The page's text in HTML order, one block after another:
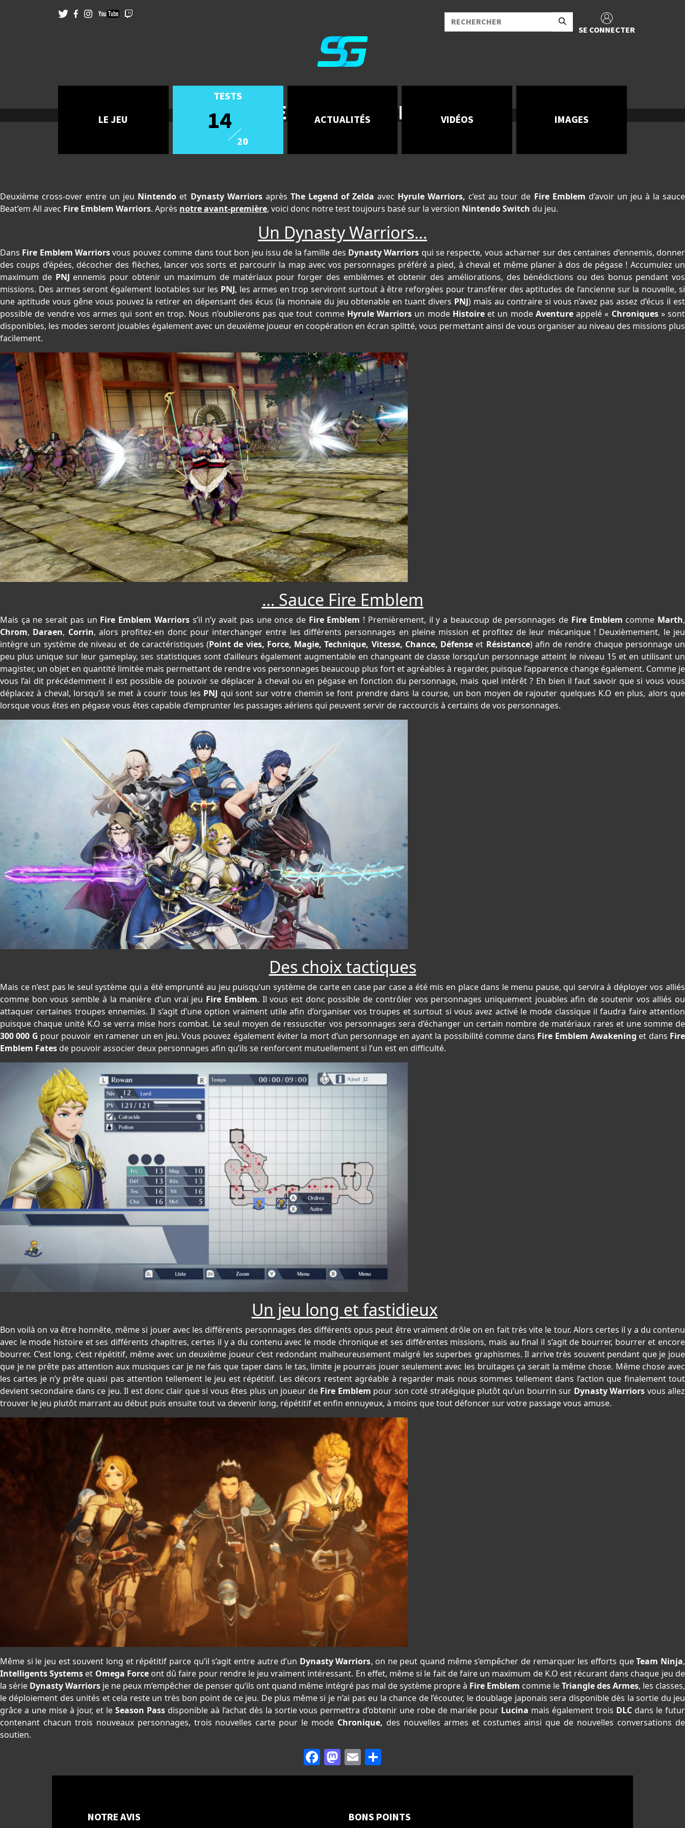
SE CONNECTER
FIRE EMBLEM WARRIORS
LE JEU
TESTS
14
20
ACTUALITÉS VIDÉOS IMAGES
Deuxième cross-over entre un jeu Nintendo et Dynasty Warriorsaprès The Legend of Zelda avec Hyrule Warriors, c’est au tour de Fire Emblem d’avoir un jeu à la sauce
Beat’em All avec Fire Emblem Warriors. Après notre avant-première, voici donc notre test toujours basé sur la version Nintendo Switch du jeu.
Un Dynasty Warriors…
Dans Fire Emblem Warriorsvous pouvez comme dans tout bon jeu issu de la famille des Dynasty Warriors qui se respecte, vous acharner sur des centaines d’ennemis, donner
des coups d’épées, décocher des flèches, lancer vos sorts et parcourir la map avec vos personnages préféré a pied, à cheval et même planer à dos de pégase ! Accumulez un
maximum de PNJ ennemis pour obtenir un maximum de matériaux pour forger des emblèmes et obtenir des améliorations, des bénédictions ou des bonus pendant vos
missions. Des armes seront également lootables sur les PNJ, les armes en trop serviront surtout à être reforgées pour transférer des aptitudes de l’ancienne sur la nouvelle, si
une aptitude vous gêne vous pouvez la retirer en dépensant des écus (la monnaie du jeu obtenable en tuant divers PNJ) mais au contraire si vous n’avez pas assez d’écus il est
possible de vendre vos armes qui sont en trop. Nous n’oublierons pas que tout comme Hyrule Warriors un mode Histoireet un mode Aventure appelé « Chroniques» sont
disponibles, les modes seront jouables également avec un deuxième joueur en coopération en écran splitté, vous permettant ainsi de vous organiser au niveau des missions plus
facilement.
… Sauce Fire Emblem
Mais ça ne serait pas un Fire Emblem Warriorss’il n’y avait pas une once de Fire Emblem ! Premièrement, il y a beaucoup de personnages de Fire Emblem comme Marth,
Chrom, Daraen, Corrin, alors profitez-en donc pour interchanger entre les différents personnages en pleine mission et profitez de leur mécanique ! Deuxièmement, le jeu
intègre un système de niveau et de caractéristiques (Point de vies, Force, Magie, Technique, Vitesse, Chance, Défense et Résistance) afin de rendre chaque personnage un
peu plus unique sur leur gameplay, ses statistiques sont d’ailleurs également augmentable en changeant de classe lorsqu’un personnage atteint le niveau 15 et en utilisant un
magister, un objet en quantité limitée mais permettant de rendre vos personnages beaucoup plus fort et agréables à regarder, puisque l’apparence change également. Comme je
vous l’ai dit précédemment il est possible de pouvoir se déplacer à cheval ou en pégase en fonction du personnage, mais quel intérêt ? Eh bien il faut savoir que si vous vous
déplacez à cheval, lorsqu’il se met à courir tous les PNJ qui sont sur votre chemin se font prendre dans la course, un bon moyen de rajouter quelques K.O en plus, alors que
lorsque vous êtes en pégase vous êtes capable d’emprunter les passages aériens qui peuvent servir de raccourcis à certains de vos personnages.
Des choix tactiques
Mais ce n’est pas le seul système qui a été emprunté au jeu puisqu’un système de carte en case par case a été mis en place dans le menu pause, qui servira à déployer vos alliés
comme bon vous semble à la manière d’un vrai jeu Fire Emblem. Il vous est donc possible de contrôler vos personnages uniquement jouables afin de soutenir vos alliés ou
attaquer certaines troupes ennemies. Il s’agit d’une option vraiment utile afin d’organiser vos troupes et surtout si vous avez activé le mode classique il faudra faire attention
puisque chaque unité K.O se verra mise hors combat. Le seul moyen de ressusciter vos personnages sera d’échanger un certain nombre de matériaux rares et une somme de
300 000 G pour pouvoir en ramener un en jeu. Vous pouvez également éviter la mort d’un personnage en ayant la possibilité comme dans Fire Emblem Awakening et dans Fire
Emblem Fates de pouvoir associer deux personnages afin qu’ils se renforcent mutuellement si l’un est en difficulté.
Un jeu long et fastidieux
Bon voilà on va être honnête, même si jouer avec les différents personnages des différents opus peut être vraiment drôle on en fait très vite le tour. Alors certes il y a du contenu
avec le mode histoire et ses différents chapitres, certes il y a du contenu avec le mode chronique et ses différentes missions, mais au final il s’agit de bourrer, bourrer et encore
bourrer. C’est long, c’est répétitif, même avec un deuxième joueur c’est redondant malheureusement malgré les superbes graphismes. Il arrive très souvent pendant que je joue
que je ne prête pas attention aux musiques car je ne fais que taper dans le tas, limite je pourrais jouer seulement avec les bruitages ça serait la même chose. Même chose avec
les cartes je n’y prête quasi pas attention tellement le jeu est répétitif. Les décors restent agréable à regarder mais nous sommes tellement dans l’action que finalement tout
devient secondaire dans ce jeu. Il est donc clair que si vous êtes plus un joueur de Fire Emblem pour son coté stratégique plutôt qu’un bourrin sur Dynasty Warriors vous allez
trouver le jeu plutôt marrant au début puis ensuite tout va devenir long, répétitif et enfin ennuyeux, à moins que tout défoncer sur votre passage vous amuse.
Même si le jeu est souvent long et répétitif parce qu’il s’agit entre autre d’un Dynasty Warriors, on ne peut quand même s’empêcher de remarquer les efforts queTeam Ninja,
Intelligents Systems et Omega Forceont dû faire pour rendre le jeu vraiment intéressant. En effet, même si le fait de faire un maximum de K.O est récurant dans chaque jeu de
la série Dynasty Warriors je ne peux m’empêcher de penser qu’ils ont quand même intégré pas mal de système propre à Fire Emblem comme leTriangle des Armes, les classes,
le déploiement des unités et cela reste un très bon point de ce jeu. De plus même si je n’ai pas eu la chance de l’écouter, le doublage japonais sera disponible dès la sortie du jeu
grâce a une mise à jour, et le Season Passdisponible aà l’achat dès la sortie vous permettra d’obtenir une robe de mariée pour Lucina mais également trois DLC dans le futur
contenant chacun trois nouveaux personnages, trois nouvelles carte pour le mode Chronique, des nouvelles armes et costumes ainsi que de nouvelles conversations de
soutien.
Facebook
Mastodon
Email
NOTRE AVIS BONS POINTS